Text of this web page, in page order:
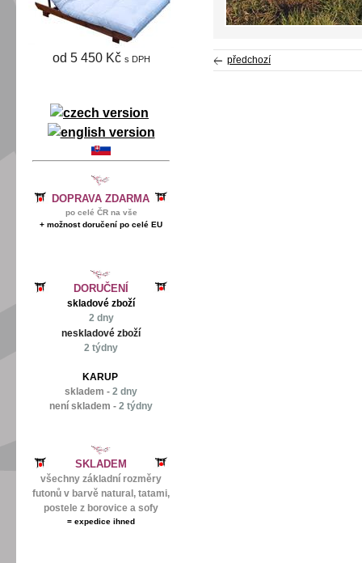
předchozí
od 5 450 Kč s DPH
DOPRAVA ZDARMA
po celé ČR na vše
+ možnost doručení po celé EU
DORUČENÍ
skladové zboží
2 dny
neskladové zboží
2 týdny
KARUP
skladem - 2 dny
není skladem - 2 týdny
SKLADEM
všechny základní rozměry
futonů v barvě natural, tatami,
postele z borovice a sofy
= expedice ihned